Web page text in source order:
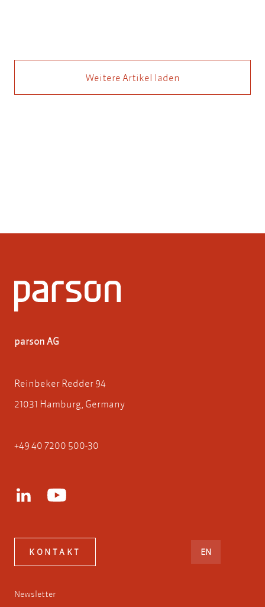
Weitere Artikel laden
parson AG
Reinbeker Redder 94
21031 Hamburg, Germany
+49 40 7200 500-30
KONTAKT ENENGLISH
Newsletter